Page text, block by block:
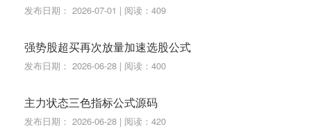
发布日期： 2026-07-01 | 阅读：409
强势股超买再次放量加速选股公式
发布日期： 2026-06-28 | 阅读：400
主力状态三色指标公式源码
发布日期： 2026-06-28 | 阅读：420